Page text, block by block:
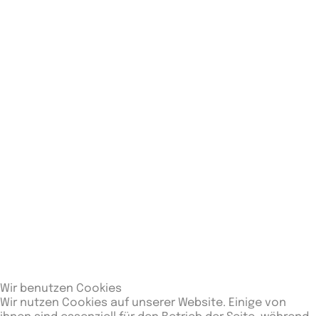
Datum Mannschaft Spielort Ergebnis
Wir benutzen Cookies
Wir nutzen Cookies auf unserer Website. Einige von